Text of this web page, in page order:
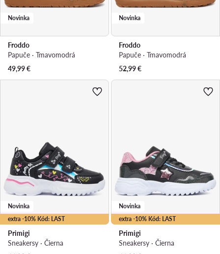
Novinka
Froddo
Papuče · Tmavomodrá
49,99€
Novinka
Froddo
Papuče · Tmavomodrá
52,99€
extra -10% Kód: LAST
Novinka
Primigi
Sneakersy · Čierna
extra -10% Kód: LAST
Novinka
Primigi
Sneakersy · Čierna